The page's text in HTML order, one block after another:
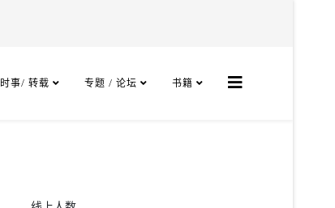
时事/ 转载 专题 / 论坛 书籍